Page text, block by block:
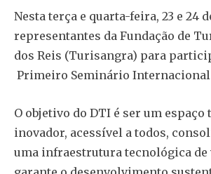
Nesta terça e quarta-feira, 23 e 24
representantes da Fundação de
dos Reis (Turisangra) para
Primeiro Seminário
O objetivo do DTI é ser um
inovador, acessível a todos,
uma infraestrutura tecnológica de